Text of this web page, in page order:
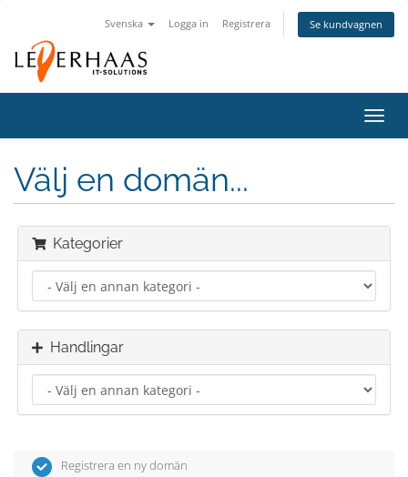
Svenska Logga in Registrera Se kundvagnen
Växla
Välj en domän...
Kategorier
Handlingar
Registrera en ny domän